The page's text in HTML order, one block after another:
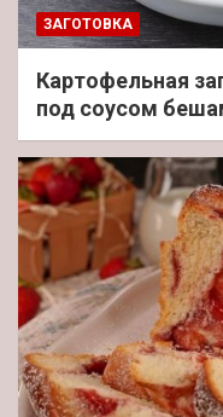
ЗАГОТОВКА
Картофельная
под соусом